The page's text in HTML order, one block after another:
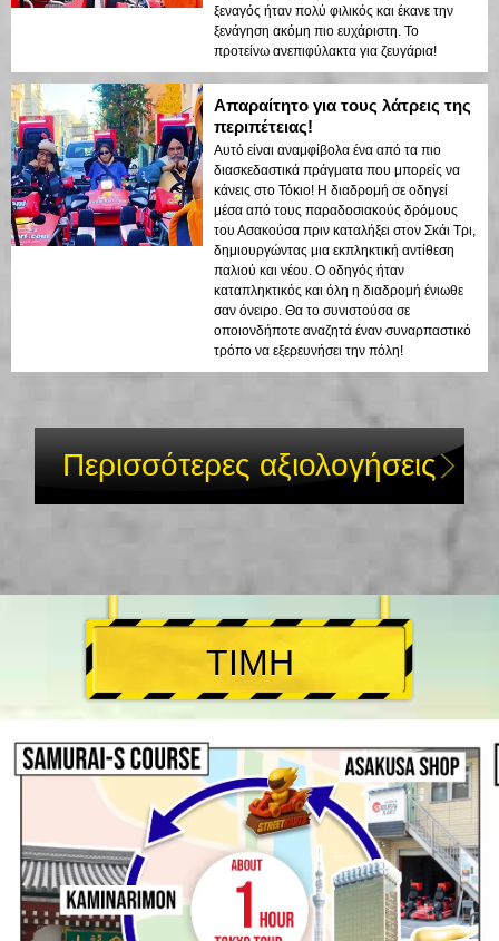
ξεναγός ήταν πολύ φιλικός και έκανε την
ξενάγηση ακόμη πιο ευχάριστη. Το
προτείνω ανεπιφύλακτα για ζευγάρια!
Απαραίτητο για τους λάτρεις της
περιπέτειας!
Αυτό είναι αναμφίβολα ένα από τα πιο
διασκεδαστικά πράγματα που μπορείς να
κάνεις στο Τόκιο! Η διαδρομή σε οδηγεί
μέσα από τους παραδοσιακούς δρόμους
του Ασακούσα πριν καταλήξει στον Σκάι Τρι,
δημιουργώντας μια εκπληκτική αντίθεση
παλιού και νέου. Ο οδηγός ήταν
καταπληκτικός και όλη η διαδρομή ένιωθε
σαν όνειρο. Θα το συνιστούσα σε
οποιονδήποτε αναζητά έναν συναρπαστικό
τρόπο να εξερευνήσει την πόλη!
Περισσότερες αξιολογήσεις
ΤΙΜΗ